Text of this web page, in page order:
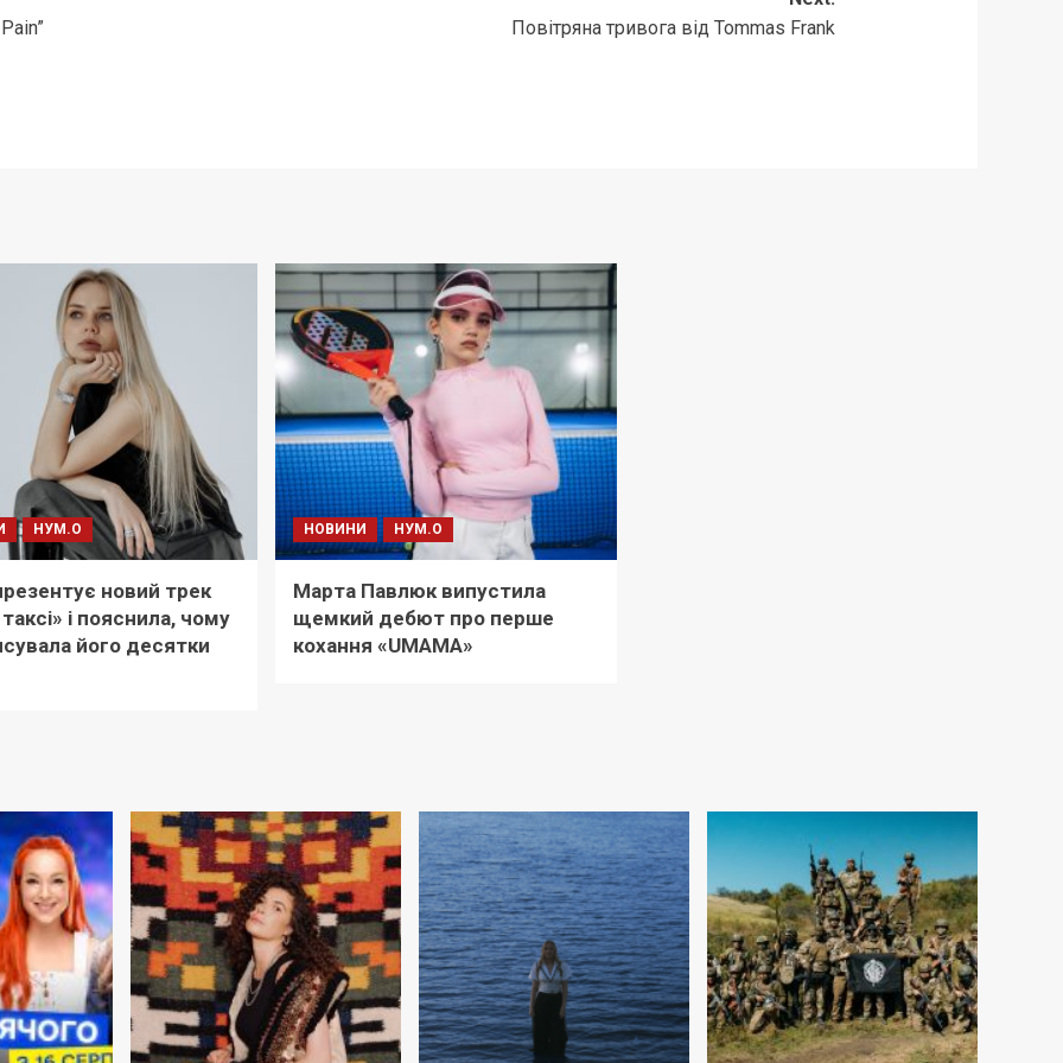
Повітряна тривога від Tommas Frank
НУМ.О
новий трек
і пояснила, чому
його десятки
НОВИНИ НУМ.О
Марта Павлюк випустила
щемкий дебют про перше
кохання «UМАМА»